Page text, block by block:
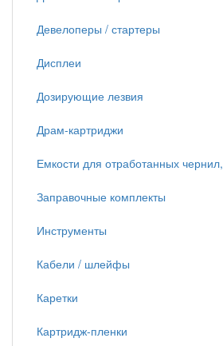
Девелоперы / стартеры
Дисплеи
Дозирующие лезвия
Драм-картриджи
Емкости для отработанных чернил,
Заправочные комплекты
Инструменты
Кабели / шлейфы
Каретки
Картридж-пленки